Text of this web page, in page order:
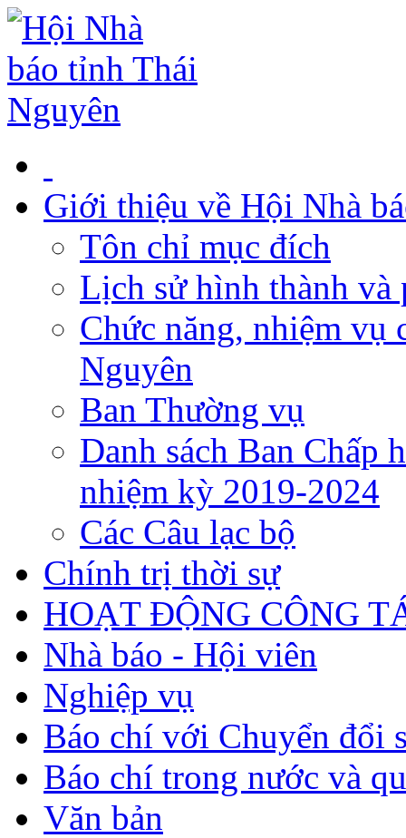
Giới thiệu về Hội Nhà
Tôn chỉ mục đích
Lịch sử hình thành và
Chức năng, nhiệm vụ
Nguyên
Ban Thường vụ
Danh sách Ban Chấp
nhiệm kỳ 2019-2024
Các Câu lạc bộ
Chính trị thời sự
HOẠT ĐỘNG CÔNG
Nhà báo - Hội viên
Nghiệp vụ
Báo chí với Chuyển đổi
Báo chí trong nước và
Văn bản